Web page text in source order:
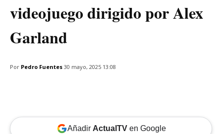
videojuego dirigido por Alex
Garland
Por Pedro Fuentes 30 mayo, 2025 13:08
Añadir ActualTVen Google